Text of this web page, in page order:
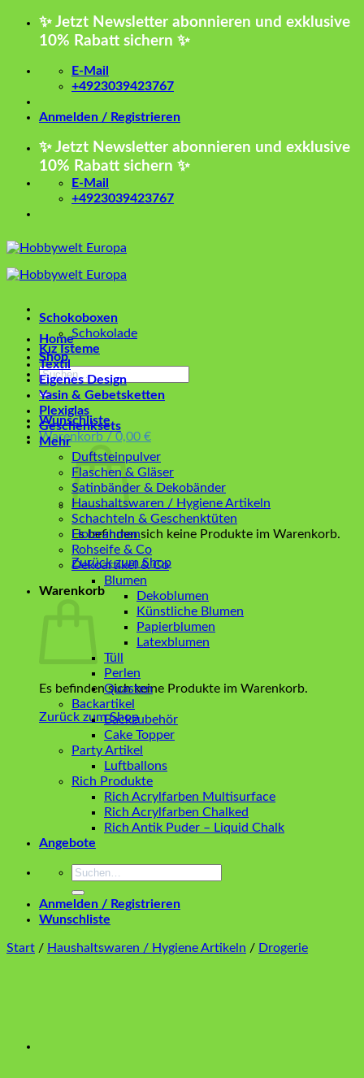
Zum
✨ Jetzt Newsletter abonnieren und exklusive
10% Rabatt sichern ✨
E-Mail
+4923039423767
Anmelden / Registrieren
✨ Jetzt Newsletter abonnieren und exklusive
10% Rabatt sichern ✨
E-Mail
+4923039423767
Home
Shop
Suchen
nach:
Wunschliste
Warenkorb / 0,00 €
Es befinden sich keine Produkte im Warenkorb.
Zurück zum Shop
Warenkorb
Es befinden sich keine Produkte im Warenkorb.
Zurück zum Shop
Schokoboxen
Schokolade
Kız İsteme
Textil
Eigenes Design
Yasin & Gebetsketten
Plexiglas
Geschenksets
Mehr
Duftsteinpulver
Flaschen & Gläser
Satinbänder & Dekobänder
Haushaltswaren / Hygiene Artikeln
Schachteln & Geschenktüten
Holzrahmen
Rohseife & Co
Dekoartikel & Co
Blumen
Dekoblumen
Künstliche Blumen
Papierblumen
Latexblumen
Tüll
Perlen
Quasten
Backartikel
Backzubehör
Cake Topper
Party Artikel
Luftballons
Rich Produkte
Rich Acrylfarben Multisurface
Rich Acrylfarben Chalked
Rich Antik Puder – Liquid Chalk
Angebote
Suchen
Anmelden / Registrieren
Wunschliste
Start / Haushaltswaren / Hygiene Artikeln / Drogerie